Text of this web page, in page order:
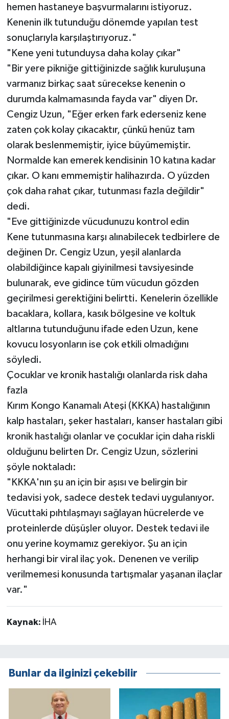
hemen hastaneye başvurmalarını istiyoruz.
Kenenin ilk tutunduğu dönemde yapılan test
sonuçlarıyla karşılaştırıyoruz."
"Kene yeni tutunduysa daha kolay çıkar"
"Bir yere pikniğe gittiğinizde sağlık kuruluşuna
varmanız birkaç saat sürecekse kenenin o
durumda kalmamasında fayda var" diyen Dr.
Cengiz Uzun, "Eğer erken fark ederseniz kene
zaten çok kolay çıkacaktır, çünkü henüz tam
olarak beslenmemiştir, iyice büyümemiştir.
Normalde kan emerek kendisinin 10 katına kadar
çıkar. O kanı emmemiştir halihazırda. O yüzden
çok daha rahat çıkar, tutunması fazla değildir"
dedi.
"Eve gittiğinizde vücudunuzu kontrol edin
Kene tutunmasına karşı alınabilecek tedbirlere de
değinen Dr. Cengiz Uzun, yeşil alanlarda
olabildiğince kapalı giyinilmesi tavsiyesinde
bulunarak, eve gidince tüm vücudun gözden
geçirilmesi gerektiğini belirtti. Kenelerin özellikle
bacaklara, kollara, kasık bölgesine ve koltuk
altlarına tutunduğunu ifade eden Uzun, kene
kovucu losyonların ise çok etkili olmadığını
söyledi.
Çocuklar ve kronik hastalığı olanlarda risk daha
fazla
Kırım Kongo Kanamalı Ateşi (KKKA) hastalığının
kalp hastaları, şeker hastaları, kanser hastaları gibi
kronik hastalığı olanlar ve çocuklar için daha riskli
olduğunu belirten Dr. Cengiz Uzun, sözlerini
şöyle noktaladı:
"KKKA'nın şu an için bir aşısı ve belirgin bir
tedavisi yok, sadece destek tedavi uygulanıyor.
Vücuttaki pıhtılaşmayı sağlayan hücrelerde ve
proteinlerde düşüşler oluyor. Destek tedavi ile
onu yerine koymamız gerekiyor. Şu an için
herhangi bir viral ilaç yok. Denenen ve verilip
verilmemesi konusunda tartışmalar yaşanan ilaçlar
var."
Kaynak: İHA
Bunlar da ilginizi çekebilir